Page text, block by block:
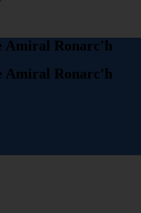
Amiral Ronarc'h
Amiral Ronarc'h